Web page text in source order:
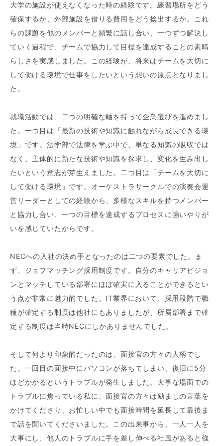
大学の施設が使えなくなった時の経験です。練習場所をどう
確保するか、外部施設を借りる費用をどう捻出するか。これ
らの課題を他のメンバーと頻繁に話し合い、一つずつ解決し
ていく過程で、チームで協力して目標を達成することの素晴
らしさを実感しました。この経験が、将来はチームを大切に
して働ける環境で仕事をしたいという想いの原点となりまし
た。
就職活動では、二つの明確な軸を持って企業選びを進めまし
た。一つ目は「最新の技術や知識に触れながら成長できる環
境」です。法学部で法律を学ぶ中で、単なる知識の吸収では
なく、主体的に新たな技術や知識を探求し、変化を生み出し
たいという意志が芽生えました。二つ目は「チームを大切に
して働ける環境」です。オーケストラサークルでの演奏会運
営リーダーとしての経験から、多様なスキルを持つメンバー
と協力し合い、一つの目標を達成するプロセスに強いやりが
いを感じていたからです。
NECへの入社の決め手となったのは二つの要素でした。ま
ず、ジョブマッチング採用制度です。自分のキャリアビジョ
ンとマッチしている部署にほぼ確実に入ることができるとい
う点が非常に魅力的でした。IT業界において、採用段階で職
種が確定する制度は他社にもありましたが、所属部署まで確
定する制度は当時NECにしかありませんでした。
そして何より印象的だったのは、面接官の方々の人柄でし
た。一回目の面接中にパソコンが落ちてしまい、復旧に5分
ほどかかるというトラブルが発生しました。大事な場面での
トラブルに焦っている私に、面接官の方々は励ましの言葉を
かけてくださり、お忙しい中でも面接時間を延長して最後ま
で話を聞いてくださいました。この出来事から、一人一人を
大事にし、他人のトラブルに手を差し伸べる社風があると強